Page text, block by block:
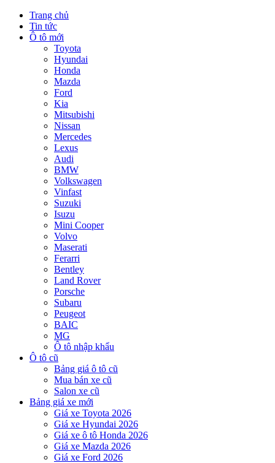
Trang chủ
Tin tức
Ô tô mới
Toyota
Hyundai
Honda
Mazda
Ford
Kia
Mitsubishi
Nissan
Mercedes
Lexus
Audi
BMW
Volkswagen
Vinfast
Suzuki
Isuzu
Mini Cooper
Volvo
Maserati
Ferarri
Bentley
Land Rover
Porsche
Subaru
Peugeot
BAIC
MG
Ô tô nhập khẩu
Ô tô cũ
Bảng giá ô tô cũ
Mua bán xe cũ
Salon xe cũ
Bảng giá xe mới
Giá xe Toyota 2026
Giá xe Hyundai 2026
Giá xe ô tô Honda 2026
Giá xe Mazda 2026
Giá xe Ford 2026